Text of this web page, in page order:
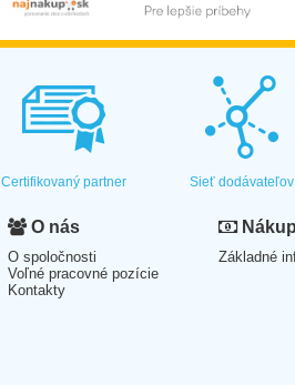
Certifikovaný partner Sieť dodávateľov
O nás
O spoločnosti
Voľné pracovné pozície
Kontakty
Základné